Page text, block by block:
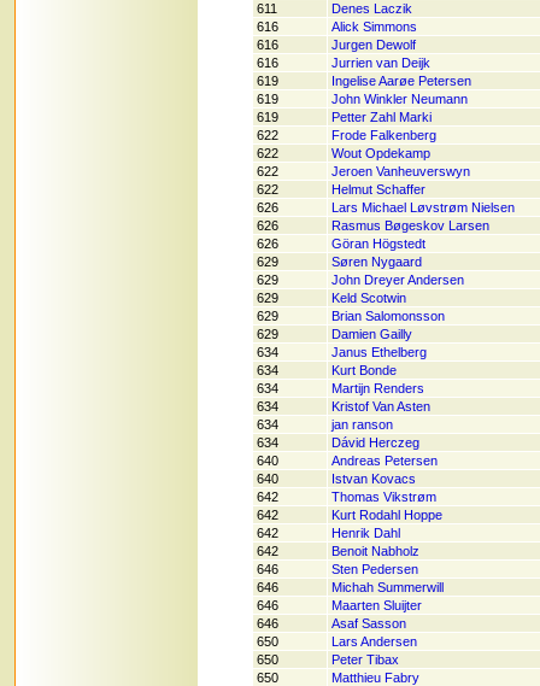
611
Denes Laczik
616
Alick Simmons
616
Jurgen Dewolf
616
Jurrien van Deijk
619
Ingelise Aarøe Petersen
619
John Winkler Neumann
619
Petter Zahl Marki
622
Frode Falkenberg
622
Wout Opdekamp
622
Jeroen Vanheuverswyn
622
Helmut Schaffer
626
Lars Michael Løvstrøm Nielsen
626
Rasmus Bøgeskov Larsen
626
Göran Högstedt
629
Søren Nygaard
629
John Dreyer Andersen
629
Keld Scotwin
629
Brian Salomonsson
629
Damien Gailly
634
Janus Ethelberg
634
Kurt Bonde
634
Martijn Renders
634
Kristof Van Asten
634
jan ranson
634
Dávid Herczeg
640
Andreas Petersen
640
Istvan Kovacs
642
Thomas Vikstrøm
642
Kurt Rodahl Hoppe
642
Henrik Dahl
642
Benoit Nabholz
646
Sten Pedersen
646
Michah Summerwill
646
Maarten Sluijter
646
Asaf Sasson
650
Lars Andersen
650
Peter Tibax
650
Matthieu Fabry